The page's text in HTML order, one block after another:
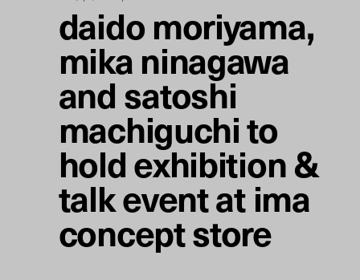
daido moriyama,
mika ninagawa
and satoshi
machiguchi to
hold exhibition &
talk event at ima
concept store